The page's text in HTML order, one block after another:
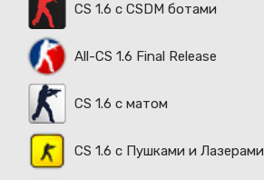
CS 1.6 с CSDM ботами
All-CS 1.6 Final Release
CS 1.6 с матом
CS 1.6 с Пушками и Лазерами